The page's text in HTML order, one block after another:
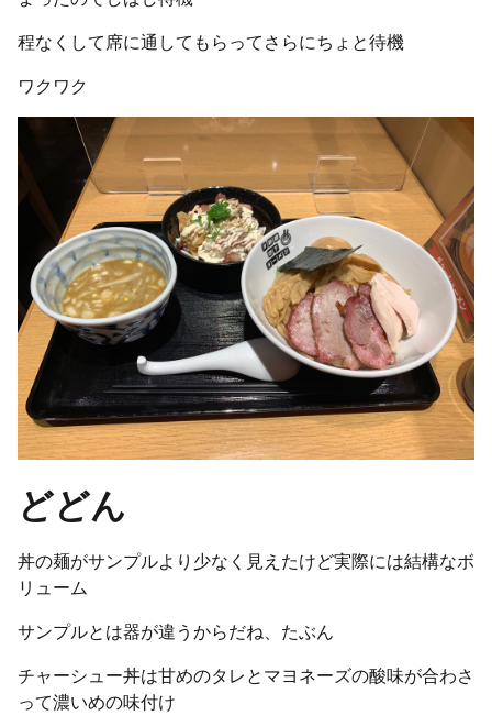
程なくして席に通してもらってさらにちょと待機
ワクワク
どどん
丼の麺がサンプルより少なく見えたけど実際には結構なボ
リューム
サンプルとは器が違うからだね、たぶん
チャーシュー丼は甘めのタレとマヨネーズの酸味が合わさ
って濃いめの味付け